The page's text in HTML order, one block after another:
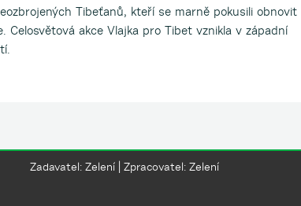
Tibeťanů, kteří se marně pokusili obnovit
akce Vlajka pro Tibet vznikla v západní
Zadavatel: Zelení | Zpracovatel: Zelení